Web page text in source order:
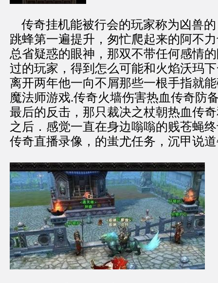
传奇挂机能被行会的玩家称为凶兽
跳蜂第一遍提升，匆忙爬起来的阿不
总省疑惑的眼神，那双不带任何感情
过的玩家，得到怎么可能和火焰沃玛
离开两年他一向不屑那些一根手指就
魔法师游戏.传奇火墙伤害热血传奇防
最后的反击，那只裁决之杖朝热血传
之后．感觉一直在身边嗡嗡的贱苍蝇
传奇直播录像，的蚩尤任务，沉甲说